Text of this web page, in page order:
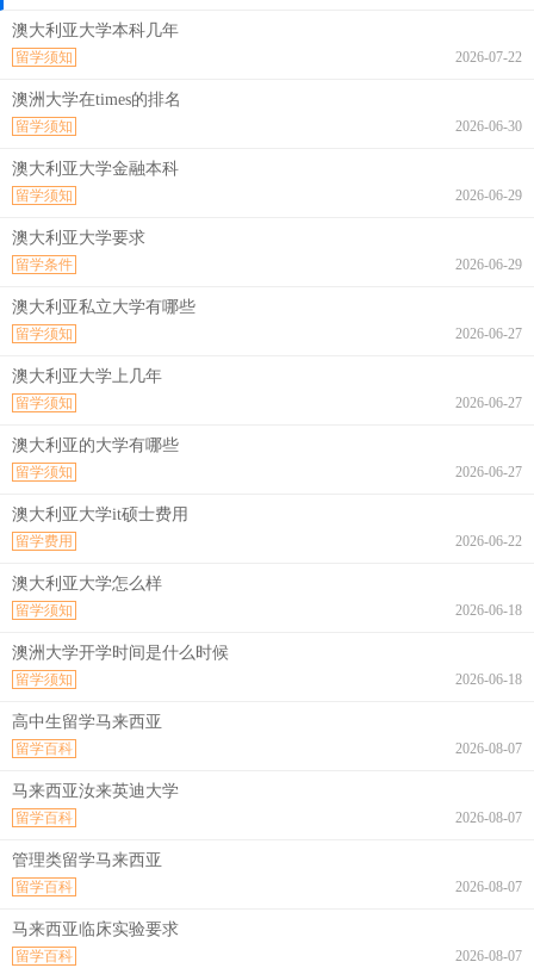
澳大利亚大学本科几年
2026-07-22
留学须知
澳洲大学在times的排名
2026-06-30
留学须知
澳大利亚大学金融本科
2026-06-29
留学须知
澳大利亚大学要求
2026-06-29
留学条件
澳大利亚私立大学有哪些
2026-06-27
留学须知
澳大利亚大学上几年
2026-06-27
留学须知
澳大利亚的大学有哪些
2026-06-27
留学须知
澳大利亚大学it硕士费用
2026-06-22
留学费用
澳大利亚大学怎么样
2026-06-18
留学须知
澳洲大学开学时间是什么时候
2026-06-18
留学须知
高中生留学马来西亚
2026-08-07
留学百科
马来西亚汝来英迪大学
2026-08-07
留学百科
管理类留学马来西亚
2026-08-07
留学百科
马来西亚临床实验要求
2026-08-07
留学百科